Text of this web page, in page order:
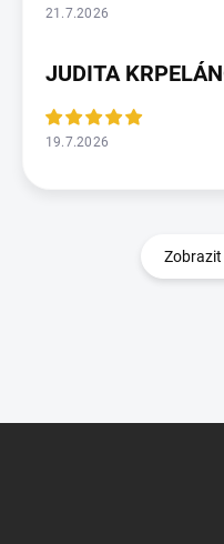
21.7.2026
JUDITA
19.7.2026